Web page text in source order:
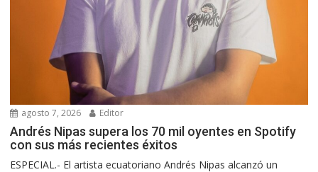
agosto 7, 2026 Editor
Andrés Nipas supera los 70 mil oyentes en Spotify
con sus más recientes éxitos
ESPECIAL.- El artista ecuatoriano Andrés Nipas alcanzó un